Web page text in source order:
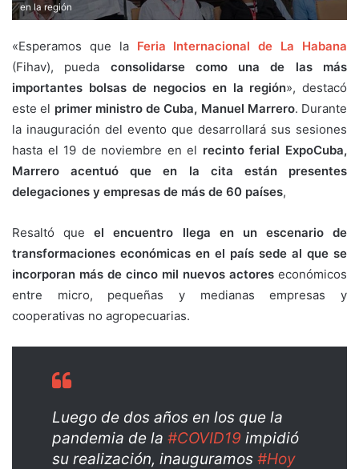
en la región
«Esperamos que la Feria Internacional de La Habana
(Fihav), pueda consolidarse como una de las más
importantes bolsas de negocios en la región», destacó
este el primer ministro de Cuba, Manuel Marrero. Durante
la inauguración del evento que desarrollará sus sesiones
hasta el 19 de noviembre en el recinto ferial ExpoCuba,
Marrero acentuó que en la cita están presentes
delegaciones y empresas de más de 60 países,
Resaltó queel encuentro llega en un escenario de
transformaciones económicas en el país sede al que se
incorporan más de cinco mil nuevos actores económicos
entre micro, pequeñas y medianas empresas y
cooperativas no agropecuarias.
Luego de dos años en los que la
pandemia de la #COVID19 impidió
su realización, inauguramos #Hoy